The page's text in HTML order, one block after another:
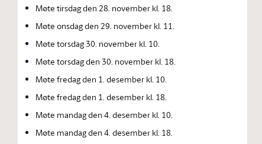
Møte tirsdag den 28. november kl. 18.
Møte onsdag den 29. november kl. 11.
Møte torsdag 30. november kl. 10.
Møte torsdag den 30. november kl. 18.
Møte fredag den 1. desember kl. 10.
Møte fredag den 1. desember kl. 18.
Møte mandag den 4. desember kl. 10.
Møte mandag den 4. desember kl. 18.